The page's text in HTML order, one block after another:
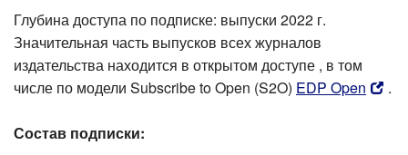
Глубина доступа по подписке: выпуски 2022 г.
Значительная часть выпусков всех журналов
издательства находится в открытом доступе , в том
числе по модели Subscribe to Open (S2O) EDP Open .
Состав подписки: